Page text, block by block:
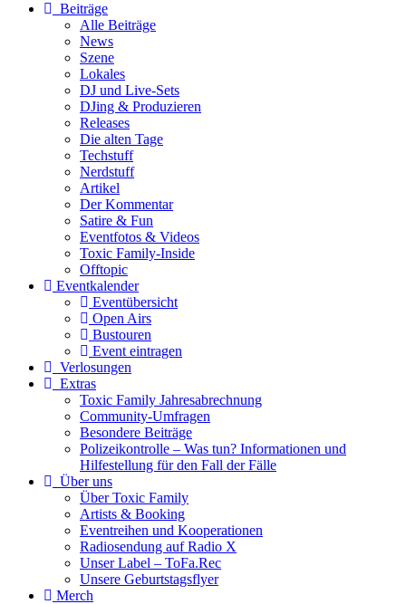
Beiträge
Alle Beiträge
News
Szene
Lokales
DJ und Live-Sets
DJing & Produzieren
Releases
Die alten Tage
Techstuff
Nerdstuff
Artikel
Der Kommentar
Satire & Fun
Eventfotos & Videos
Toxic Family-Inside
Offtopic
Eventkalender
Eventübersicht
Open Airs
Bustouren
Event eintragen
Verlosungen
Extras
Toxic Family Jahresabrechnung
Community-Umfragen
Besondere Beiträge
Polizeikontrolle – Was tun? Informationen und
Hilfestellung für den Fall der Fälle
Über uns
Über Toxic Family
Artists & Booking
Eventreihen und Kooperationen
Radiosendung auf Radio X
Unser Label – ToFa.Rec
Unsere Geburtstagsflyer
Merch